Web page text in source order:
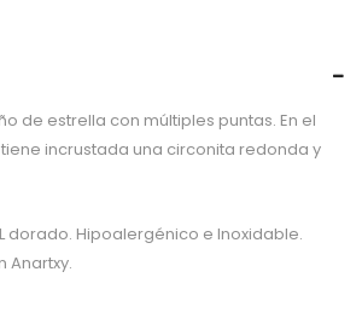
de estrella con múltiples puntas. En el
incrustada una circonita redonda y
dorado. Hipoalergénico e Inoxidable.
Anartxy.